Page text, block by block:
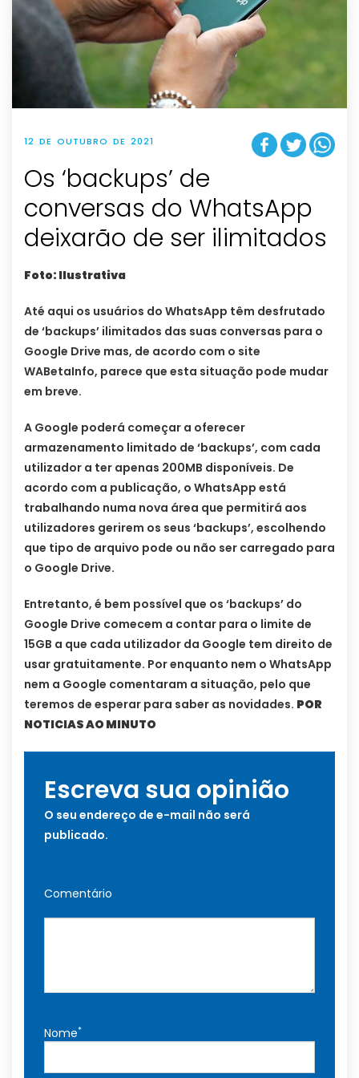
12 DE OUTUBRO DE 2021
Os ‘backups’ de
conversas do WhatsApp
deixarão de ser ilimitados
Foto: Ilustrativa
Até aqui os usuários do WhatsApp têm desfrutado
de ‘backups’ ilimitados das suas conversas para o
Google Drive mas, de acordo com o site
WABetaInfo, parece que esta situação pode mudar
em breve.
A Google poderá começar a oferecer
armazenamento limitado de ‘backups’, com cada
utilizador a ter apenas 200MB disponíveis. De
acordo com a publicação, o WhatsApp está
trabalhando numa nova área que permitirá aos
utilizadores gerirem os seus ‘backups’, escolhendo
que tipo de arquivo pode ou não ser carregado para
o Google Drive.
Entretanto, é bem possível que os ‘backups’ do
Google Drive comecem a contar para o limite de
15GB a que cada utilizador da Google tem direito de
usar gratuitamente. Por enquanto nem o WhatsApp
nem a Google comentaram a situação, pelo que
teremos de esperar para saber as novidades. POR
NOTICIAS AO MINUTO
Escreva sua opinião
O seu endereço de e-mail não será
publicado.
Comentário
Nome*